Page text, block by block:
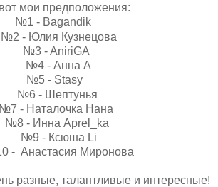
мои предположения:
№1 - Bagandik
№2 - Юлия Кузнецова
№3 - AniriGA
№4 - Анна А
№5 - Stasy
№6 - Шептунья
№7 - Наталочка Нана
№8 - Инна Aprel_ka
№9 - Ксюша Li
- Анастасия Миронова
разные, талантливые и интересные!